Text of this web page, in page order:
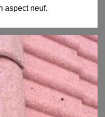
aspect neuf.